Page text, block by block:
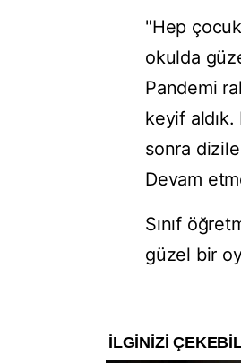
"Hep
okulda
Pandemi
keyif
sonra
Devam
Sınıf
güzel bir